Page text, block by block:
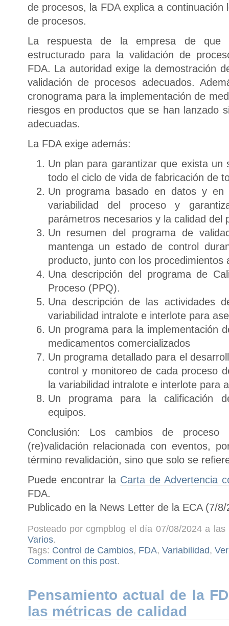
de procesos, la FDA explica a continuación
de procesos.
La respuesta de la empresa de que
estructurado para la validación de
FDA. La autoridad exige la demostración
validación de procesos adecuados.
cronograma para la implementación de
riesgos en productos que se han lanzado
adecuadas.
La FDA exige además:
Un plan para garantizar que exista un
todo el ciclo de vida de fabricación de
Un programa basado en datos y
variabilidad del proceso y
parámetros necesarios y la calidad del
Un resumen del programa de
mantenga un estado de control
producto, junto con los procedimientos
Una descripción del programa de
Proceso (PPQ).
Una descripción de las actividades
variabilidad intralote e interlote para
Un programa para la implementación
medicamentos comercializados
Un programa detallado para el
control y monitoreo de cada proceso
la variabilidad intralote e interlote para
Un programa para la calificación
equipos.
Conclusión: Los cambios de proceso
(re)validación relacionada con eventos,
término revalidación, sino que solo se
Puede encontrar la Carta de Advertencia
FDA.
Publicado en la News Letter de la ECA (7/8/
Posteado por cgmpblog el día 07/08/2024 a
Varios.
Tags: Control de Cambios, FDA, Variabilidad,
Comment on this post.
Pensamiento actual de la
las métricas de calidad